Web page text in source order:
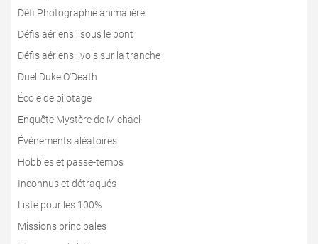
Défi Photographie animalière
Défis aériens : sous le pont
Défis aériens : vols sur la tranche
Duel Duke O'Death
École de pilotage
Enquête Mystère de Michael
Événements aléatoires
Hobbies et passe-temps
Inconnus et détraqués
Liste pour les 100%
Missions principales